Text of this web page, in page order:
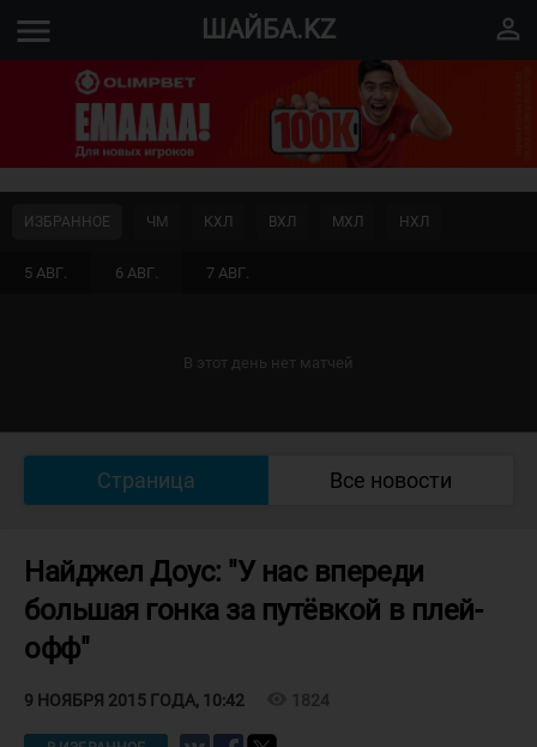
menu ШАЙБА.KZ perm_identity
5 АВГ. 6 АВГ. 7 АВГ.
ИЗБРАННОЕ ЧМ КХЛ ВХЛ МХЛ НХЛ
В этот день нет матчей
Страница Все новости
Найджел Доус: "У нас впереди
большая гонка за путёвкой в плей-
офф"
9 НОЯБРЯ 2015 ГОДА, 10:42 1824